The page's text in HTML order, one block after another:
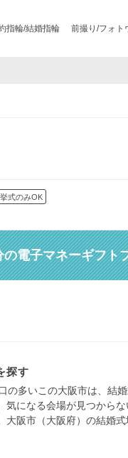
指輪/結婚指輪 前撮り/フォト
挙式のみOK
電子マネーギフト
探す
多いこの大阪市は、結
になる会場が見つから
大阪市（大阪府）の結婚